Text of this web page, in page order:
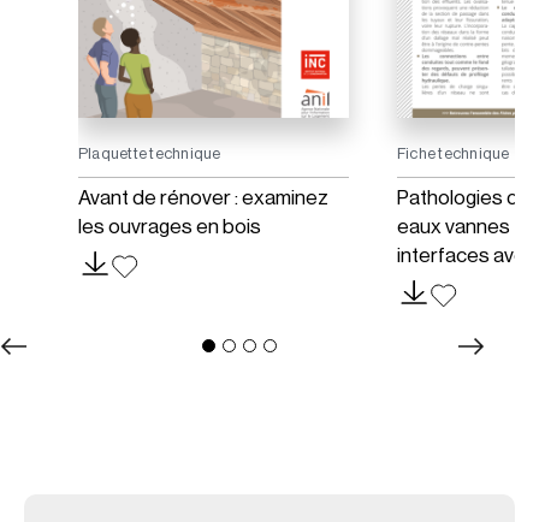
Plaquette technique
Avant de rénover : examinez
les ouvrages en bois
Fiche technique
Pathologies
eaux vannes –
interfaces avec